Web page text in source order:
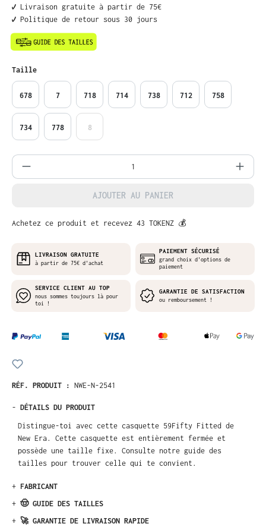
✔️ Livraison gratuite à partir de 75€
✔️ Politique de retour sous 30 jours
Sélectionnez
Taille
678 7 718 714 738 712 758
734 778 8
Quantité de produit : Entrez la
AJOUTER AU PANIER
Achetez ce produit et recevez 43 TOKENZ 💰
LIVRAISON GRATUITE
à partir de 75€ d'achat
PAIEMENT SÉCURISÉ
grand choix d'options de
paiement
SERVICE CLIENT AU TOP
nous sommes toujours là pour
toi !
GARANTIE DE SATISFACTION
ou remboursement !
RÉF. PRODUIT : NWE-N-2541
- DÉTAILS DU PRODUIT
Distingue-toi avec cette casquette 59Fifty Fitted de
New Era. Cette casquette est entièrement fermée et
possède une taille fixe. Consulte notre guide des
tailles pour trouver celle qui te convient.
+ FABRICANT
+ 🤠 GUIDE DES TAILLES
+ 🚀 GARANTIE DE LIVRAISON RAPIDE